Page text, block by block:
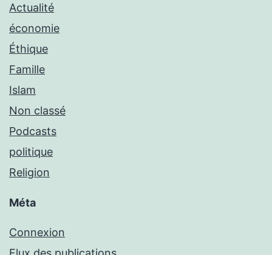
Actualité
économie
Éthique
Famille
Islam
Non classé
Podcasts
politique
Religion
Méta
Connexion